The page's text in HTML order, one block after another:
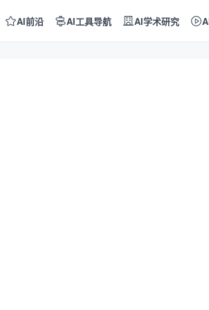
AI前沿 AI工具导航 AI学术研究